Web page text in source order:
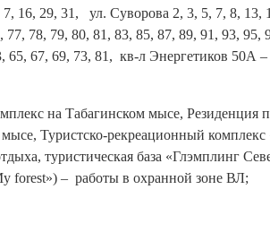
16, 29, 31, ул. Суворова 2, 3, 5, 7, 8, 13,
78, 79, 80, 81, 83, 85, 87, 89, 91, 93, 95,
65, 67, 69, 73, 81, кв-л Энергетиков 50А
на Табагинском мысе, Резиденция
Туристско-рекреационный комплекс
туристическая база «Глэмплинг
forest») – работы в охранной зоне ВЛ;